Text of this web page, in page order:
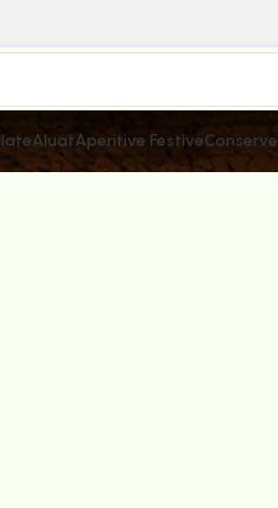
AluatAperitive FestiveConserve